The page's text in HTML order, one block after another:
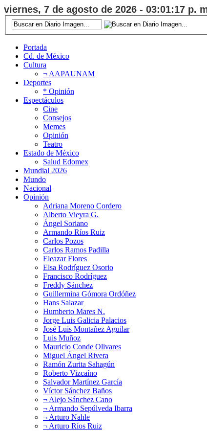
viernes, 7 de agosto de 2026 - 03:01:17 p.
Portada
Cd. de México
Cultura
¬ AAPAUNAM
Deportes
* Opinión
Espectáculos
Cine
Consejos
Memes
Opinión
Teatro
Estado de México
Salud Edomex
Mundial 2026
Mundo
Nacional
Opinión
Adriana Moreno Cordero
Alberto Vieyra G.
Ángel Soriano
Armando Ríos Ruiz
Carlos Pozos
Carlos Ramos Padilla
Eleazar Flores
Elsa Rodríguez Osorio
Francisco Rodríguez
Freddy Sánchez
Guillermina Gómora Ordóñez
Hans Salazar
Humberto Mares N.
Jorge Luis Galicia Palacios
José Luis Montañez Aguilar
Luis Muñoz
Mauricio Conde Olivares
Miguel Ángel Rivera
Ramón Zurita Sahagún
Roberto Vizcaíno
Salvador Martínez García
Víctor Sánchez Baños
¬ Alejo Sánchez Cano
¬ Armando Sepúlveda Ibarra
¬ Arturo Nahle
¬ Arturo Ríos Ruiz